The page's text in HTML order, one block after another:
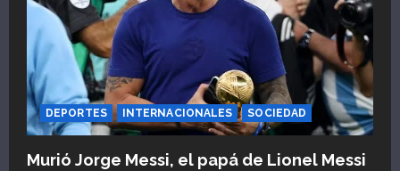
DEPORTES INTERNACIONALES SOCIEDAD
Murió Jorge Messi, el papá de Lionel Messi